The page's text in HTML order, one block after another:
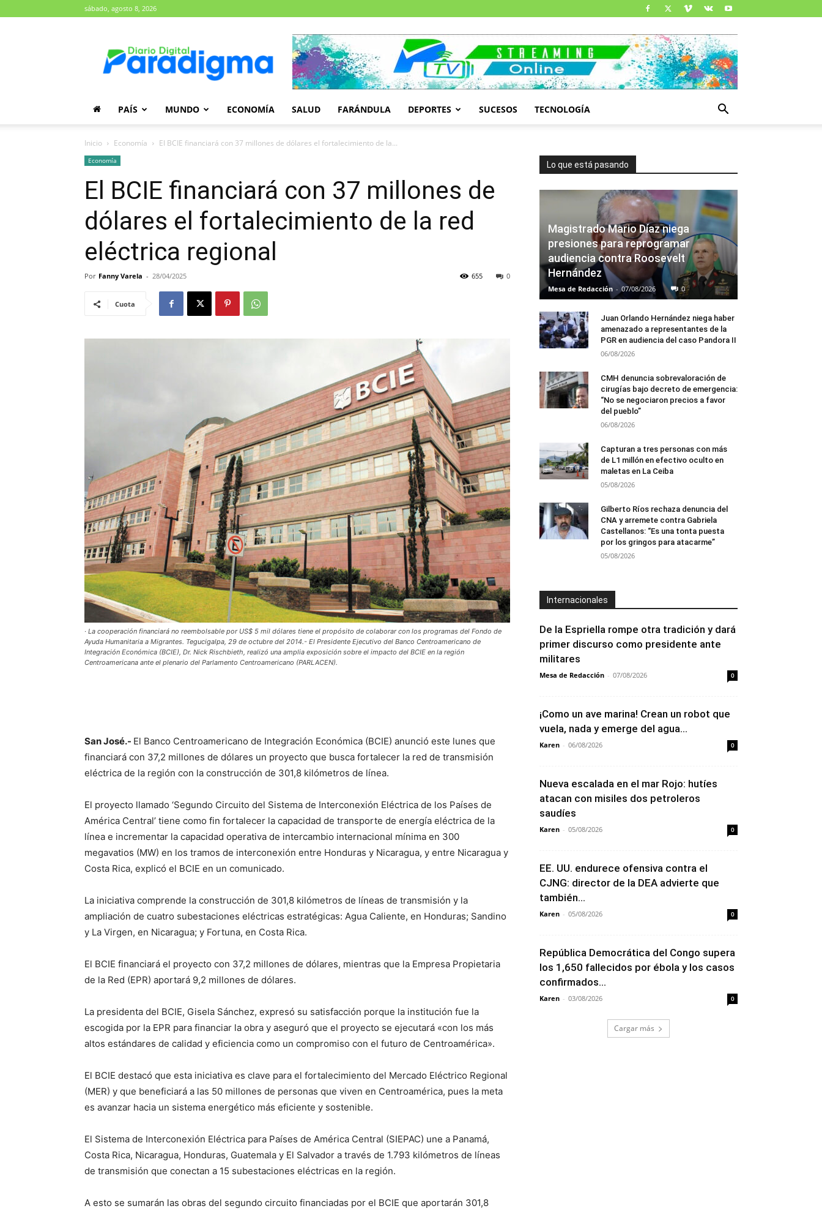
sábado, agosto 8, 2026
Paradigma
PAÍS MUNDO ECONOMÍA SALUD FARÁNDULA DEPORTES SUCESOS TECNOLOGÍA
Inicio Economía El BCIE financiará con 37 millones de dólares el fortalecimiento de la...
Economía
El BCIE financiará con 37 millones de
dólares el fortalecimiento de la red
eléctrica regional
Por Fanny Varela - 28/04/2025 0
655
Cuota
· La cooperación financiará no reembolsable por US$ 5 mil dólares tiene el propósito de colaborar con los programas del Fondo de
Ayuda Humanitaria a Migrantes. Tegucigalpa, 29 de octubre del 2014.- El Presidente Ejecutivo del Banco Centroamericano de
Integración Económica (BCIE), Dr. Nick Rischbieth, realizó una amplia exposición sobre el impacto del BCIE en la región
Centroamericana ante el plenario del Parlamento Centroamericano (PARLACEN).
San José.- El Banco Centroamericano de Integración Económica (BCIE) anunció este lunes que
financiará con 37,2 millones de dólares un proyecto que busca fortalecer la red de transmisión
eléctrica de la región con la construcción de 301,8 kilómetros de línea.
El proyecto llamado ‘Segundo Circuito del Sistema de Interconexión Eléctrica de los Países de
América Central’ tiene como fin fortalecer la capacidad de transporte de energía eléctrica de la
línea e incrementar la capacidad operativa de intercambio internacional mínima en 300
megavatios (MW) en los tramos de interconexión entre Honduras y Nicaragua, y entre Nicaragua y
Costa Rica, explicó el BCIE en un comunicado.
La iniciativa comprende la construcción de 301,8 kilómetros de líneas de transmisión y la
ampliación de cuatro subestaciones eléctricas estratégicas: Agua Caliente, en Honduras; Sandino
y La Virgen, en Nicaragua; y Fortuna, en Costa Rica.
El BCIE financiará el proyecto con 37,2 millones de dólares, mientras que la Empresa Propietaria
de la Red (EPR) aportará 9,2 millones de dólares.
La presidenta del BCIE, Gisela Sánchez, expresó su satisfacción porque la institución fue la
escogida por la EPR para financiar la obra y aseguró que el proyecto se ejecutará «con los más
altos estándares de calidad y eficiencia como un compromiso con el futuro de Centroamérica».
El BCIE destacó que esta iniciativa es clave para el fortalecimiento del Mercado Eléctrico Regional
(MER) y que beneficiará a las 50 millones de personas que viven en Centroamérica, pues la meta
es avanzar hacia un sistema energético más eficiente y sostenible.
El Sistema de Interconexión Eléctrica para Países de América Central (SIEPAC) une a Panamá,
Costa Rica, Nicaragua, Honduras, Guatemala y El Salvador a través de 1.793 kilómetros de líneas
de transmisión que conectan a 15 subestaciones eléctricas en la región.
A esto se sumarán las obras del segundo circuito financiadas por el BCIE que aportarán 301,8
Lo que está pasando
Magistrado Mario Díaz niega
presiones para reprogramar
audiencia contra Roosevelt
Hernández
Mesa de Redacción - 07/08/2026 0
Juan Orlando Hernández niega haber
amenazado a representantes de la
PGR en audiencia del caso Pandora II
06/08/2026
CMH denuncia sobrevaloración de
cirugías bajo decreto de emergencia:
“No se negociaron precios a favor
del pueblo”
06/08/2026
Capturan a tres personas con más
de L1 millón en efectivo oculto en
maletas en La Ceiba
05/08/2026
Gilberto Ríos rechaza denuncia del
CNA y arremete contra Gabriela
Castellanos: “Es una tonta puesta
por los gringos para atacarme”
05/08/2026
Internacionales
De la Espriella rompe otra tradición y dará
primer discurso como presidente ante
militares
Mesa de Redacción - 07/08/2026 0
¡Como un ave marina! Crean un robot que
vuela, nada y emerge del agua...
Karen - 06/08/2026 0
Nueva escalada en el mar Rojo: hutíes
atacan con misiles dos petroleros
saudíes
Karen - 05/08/2026 0
EE. UU. endurece ofensiva contra el
CJNG: director de la DEA advierte que
también...
Karen - 05/08/2026 0
República Democrática del Congo supera
los 1,650 fallecidos por ébola y los casos
confirmados...
Karen - 03/08/2026 0
Cargar más